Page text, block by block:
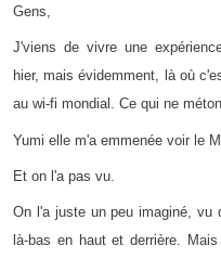
Gens,
J'viens de vivre une
hier, mais évidemment, là où
au wi-fi mondial. Ce qui ne
Yumi elle m'a emmenée voir le
Et on l'a pas vu.
On l'a juste un peu imaginé, vu
là-bas en haut et derrière.